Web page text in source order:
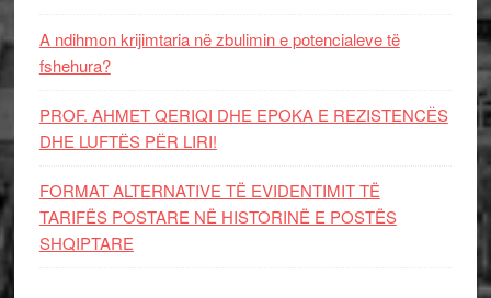
A ndihmon krijimtaria në zbulimin e potencialeve të
fshehura?
PROF. AHMET QERIQI DHE EPOKA E REZISTENCЁS
DHE LUFTЁS PЁR LIRI!
FORMAT ALTERNATIVE TË EVIDENTIMIT TË
TARIFËS POSTARE NË HISTORINË E POSTËS
SHQIPTARE